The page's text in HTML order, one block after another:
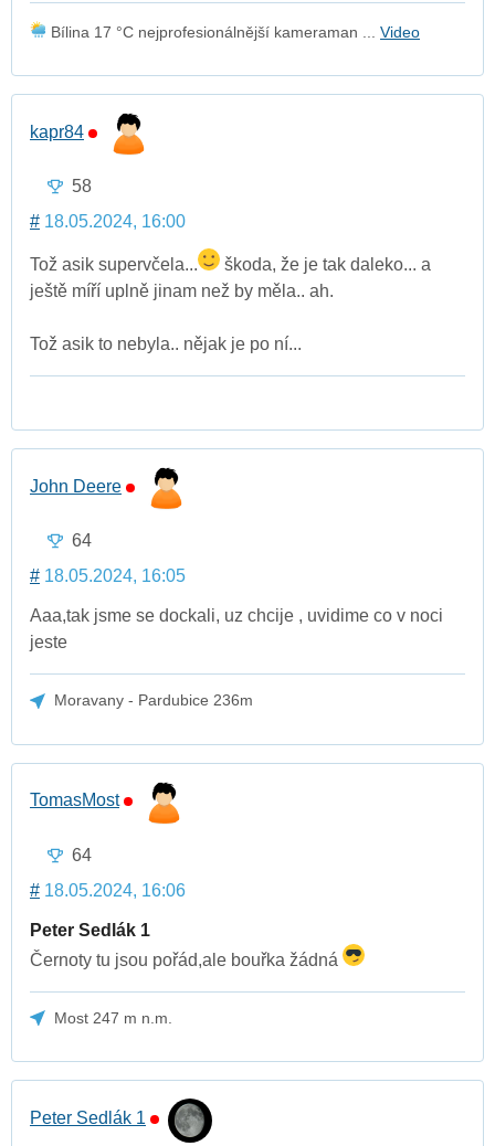
Bílina 17 °C nejprofesionálnější kameraman ... Video
kapr84
58
# 18.05.2024, 16:00
Tož asik supervčela...
škoda, že je tak daleko... a
ještě míří uplně jinam než by měla.. ah.
Tož asik to nebyla.. nějak je po ní...
John Deere
64
# 18.05.2024, 16:05
Aaa,tak jsme se dockali, uz chcije , uvidime co v noci
jeste
Moravany - Pardubice 236m
TomasMost
64
# 18.05.2024, 16:06
Peter Sedlák 1
Černoty tu jsou pořád,ale bouřka žádná
Most 247 m n.m.
Peter Sedlák 1